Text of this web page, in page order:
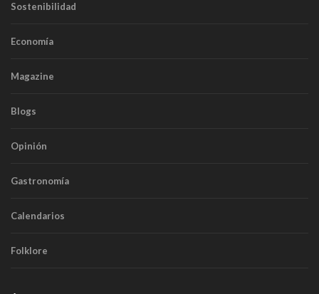
Sostenibilidad
Economía
Magazine
Blogs
Opinión
Gastronomía
Calendarios
Folklore